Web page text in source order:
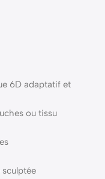
6D adaptatif et
ou tissu
sculptée